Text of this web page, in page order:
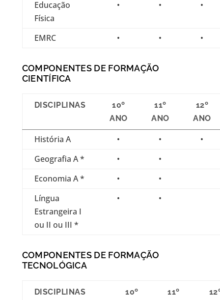
Educação
Física
• • •
EMRC • • •
COMPONENTES DE FORMAÇÃO
CIENTÍFICA
DISCIPLINAS
10º
ANO
11º
ANO
12º
ANO
História A • •
•
Geografia A *
•
•
Economia A *
•
•
Língua
Estrangeira I
ou II ou III *
• •
COMPONENTES DE FORMAÇÃO
TECNOLÓGICA
DISCIPLINAS
10º
11º